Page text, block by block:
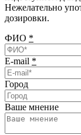
Нежелательно
дозировки.
ФИО *
E-mail *
Город
Ваше мнение